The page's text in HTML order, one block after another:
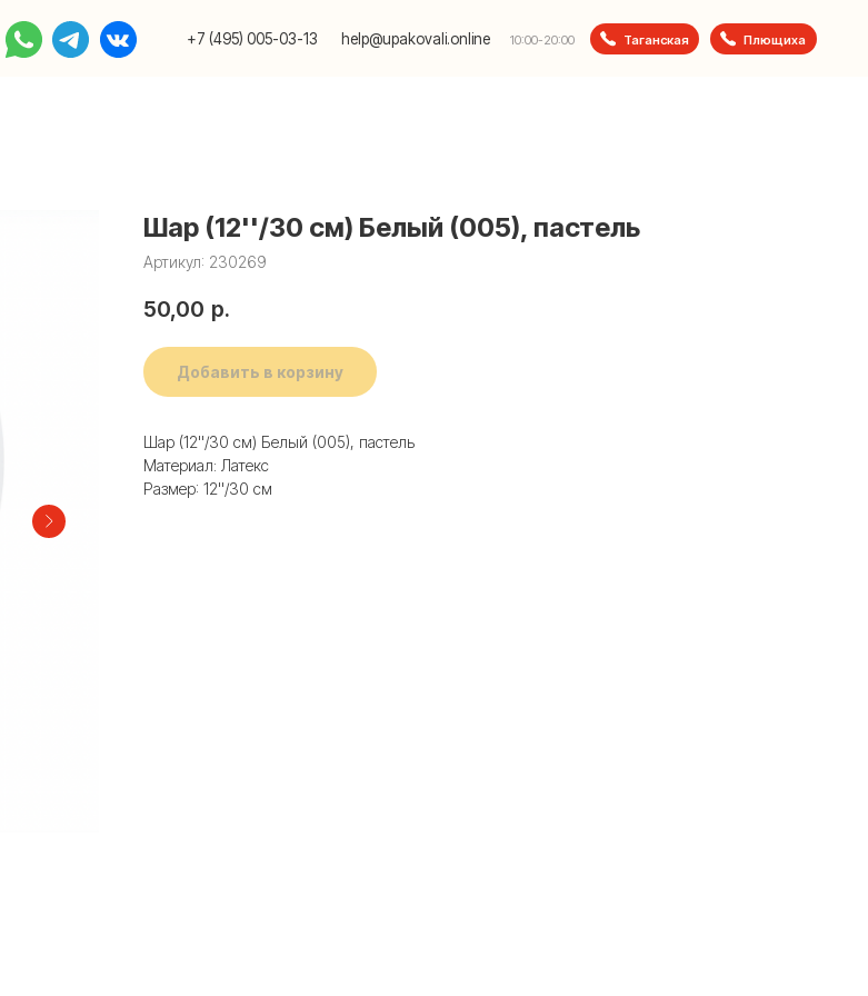
+7 (495) 005-03-13 10:00-20:00
help@upakovali.online Таганская Плющиха
Шар (12''/30 см) Белый (005), пастель
Артикул: 230269
50,00 р.
Добавить в корзину
Шар (12''/30 см) Белый (005), пастель
Материал: Латекс
Размер: 12''/30 см